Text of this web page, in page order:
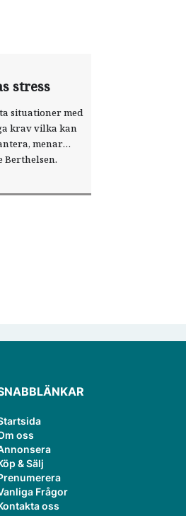
stress
situationer med
krav vilka kan
menar
Berthelsen.
oss
& Sälj
Frågor
oss